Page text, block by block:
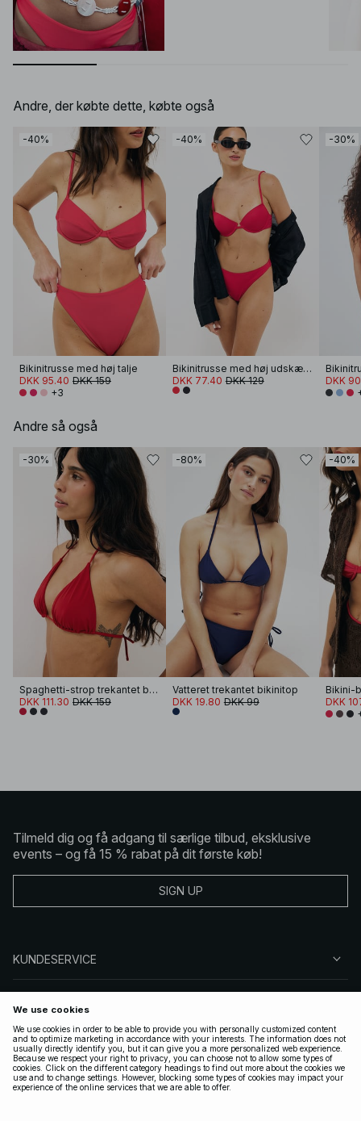
Andre, der købte dette, købte også
-40%
Bikinitrusse med høj talje
DKK 95.40 DKK 159
+3
-40%
Bikinitrusse med høj udskæring
DKK 77.40 DKK 129
-30%
DKK
Andre så også
-30%
Spaghetti-strop trekantet bikini-top
DKK 111.30 DKK 159
-80%
Vatteret trekantet bikinitop
DKK 19.80 DKK 99
-40%
Bikini-
DKK
Tilmeld dig og få adgang til særlige tilbud, eksklusive
events – og få 15 % rabat på dit første køb!
SIGN UP
KUNDESERVICE
FØLG OS
GYLDIGE